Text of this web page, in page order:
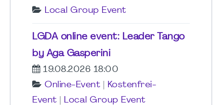
Local Group Event
LGDA online event: Leader Tango
by Aga Gasperini
19.08.2026 18:00
Online-Event
Kostenfrei-
Event
Local Group Event